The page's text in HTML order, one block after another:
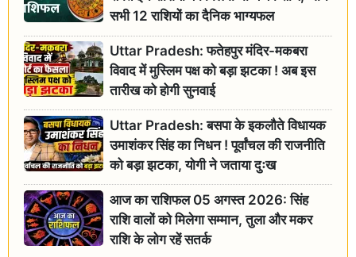
सभी 12 राशियों का दैनिक भाग्यफल
Uttar Pradesh: फतेहपुर मंदिर-मकबरा
विवाद में मुस्लिम पक्ष को बड़ा झटका ! अब इस
तारीख को होगी सुनवाई
Uttar Pradesh: बसपा के इकलौते विधायक
उमाशंकर सिंह का निधन ! पूर्वांचल की राजनीति
को बड़ा झटका, योगी ने जताया दुःख
आज का राशिफल 05 अगस्त 2026: सिंह
राशि वालों को मिलेगा सम्मान, तुला और मकर
राशि के लोग रहें सतर्क